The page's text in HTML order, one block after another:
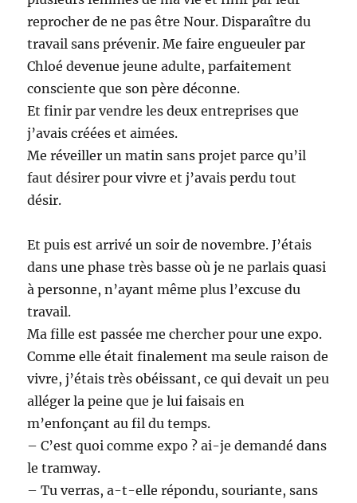
reprocher de ne pas être Nour. Disparaître du
travail sans prévenir. Me faire engueuler par
Chloé devenue jeune adulte, parfaitement
consciente que son père déconne.
Et finir par vendre les deux entreprises que
j’avais créées et aimées.
Me réveiller un matin sans projet parce qu’il
faut désirer pour vivre et j’avais perdu tout
désir.
Et puis est arrivé un soir de novembre. J’étais
dans une phase très basse où je ne parlais quasi
à personne, n’ayant même plus l’excuse du
travail.
Ma fille est passée me chercher pour une expo.
Comme elle était finalement ma seule raison de
vivre, j’étais très obéissant, ce qui devait un peu
alléger la peine que je lui faisais en
m’enfonçant au fil du temps.
– C’est quoi comme expo ? ai-je demandé dans
le tramway.
– Tu verras, a-t-elle répondu, souriante, sans